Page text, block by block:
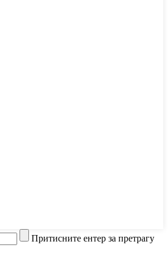
Притисните ентер за претрагу